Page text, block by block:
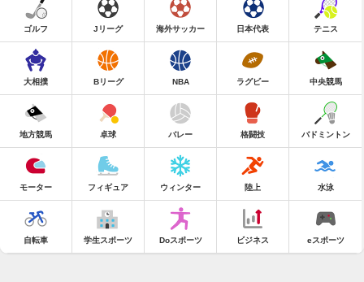
ゴルフ Jリーグ 海外サッカー 日本代表 テニス
大相撲 Bリーグ NBA ラグビー 中央競馬
地方競馬 卓球 バレー 格闘技 バドミントン
モーター フィギュア ウィンター 陸上 水泳
自転車 学生スポーツ Doスポーツ ビジネス eスポーツ